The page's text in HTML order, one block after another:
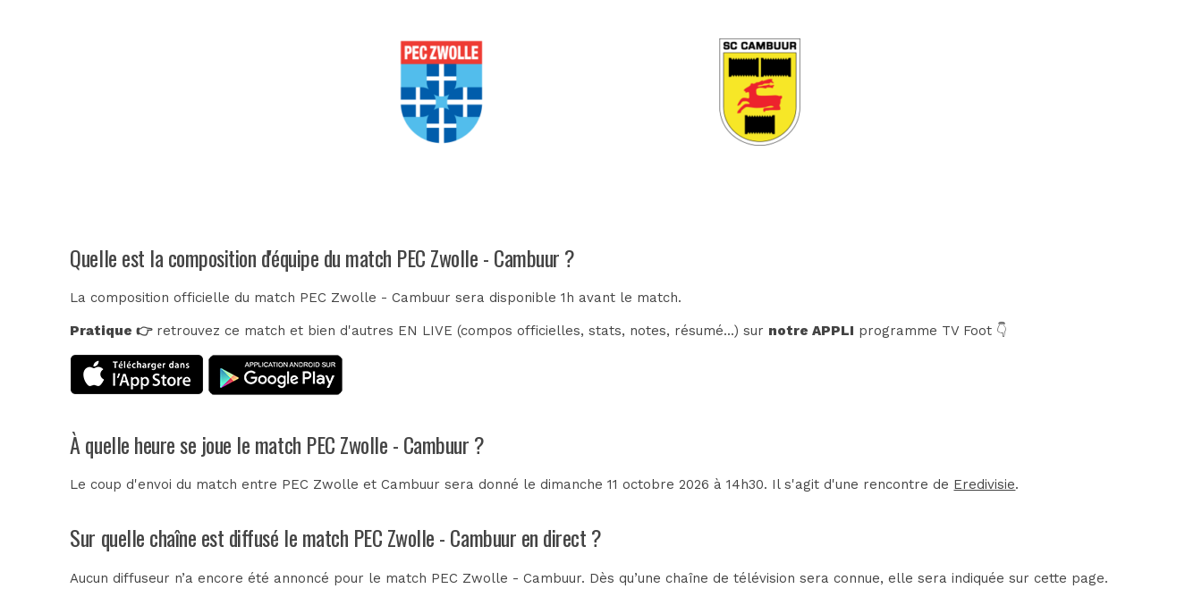
Quelle est la composition d'équipe du match PEC Zwolle - Cambuur ?
La composition officielle du match PEC Zwolle - Cambuur sera disponible 1h avant le match.
Pratique 👉retrouvez ce match et bien d'autres EN LIVE (compos officielles, stats, notes, résumé...) sur notre APPLI programme TV Foot 👇
À quelle heure se joue le match PEC Zwolle - Cambuur ?
Le coup d'envoi du match entre PEC Zwolle et Cambuur sera donné le dimanche 11 octobre 2026 à 14h30. Il s'agit d'une rencontre de Eredivisie.
Sur quelle chaîne est diffusé le match PEC Zwolle - Cambuur en direct ?
Aucun diffuseur n’a encore été annoncé pour le match PEC Zwolle - Cambuur. Dès qu’une chaîne de télévision sera connue, elle sera indiquée sur cette page.